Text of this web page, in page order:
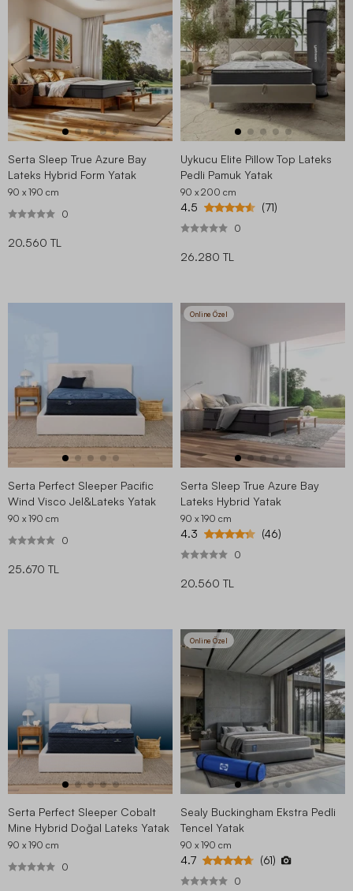
Serta Sleep True Azure Bay
Lateks Hybrid Form Yatak
90 x 190 cm
0
20.560 TL
Uykucu Elite Pillow Top Lateks
Pedli Pamuk Yatak
90 x 200 cm
4.5 (71)
0
26.280 TL
Serta Perfect Sleeper Pacific
Wind Visco Jel&Lateks Yatak
90 x 190 cm
0
25.670 TL
Online Özel
Serta Sleep True Azure Bay
Lateks Hybrid Yatak
90 x 190 cm
4.3 (46)
0
20.560 TL
Serta Perfect Sleeper Cobalt
Mine Hybrid Doğal Lateks Yatak
90 x 190 cm
0
Online Özel
Sealy Buckingham Ekstra Pedli
Tencel Yatak
90 x 190 cm
4.7 (61)
0